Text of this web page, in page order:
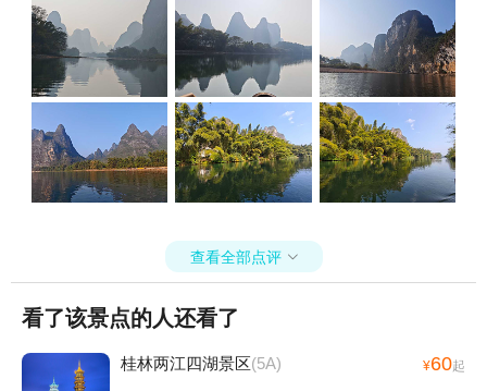
查看全部点评 
看了该景点的人还看了
桂林两江四湖景区(5A) ¥60起